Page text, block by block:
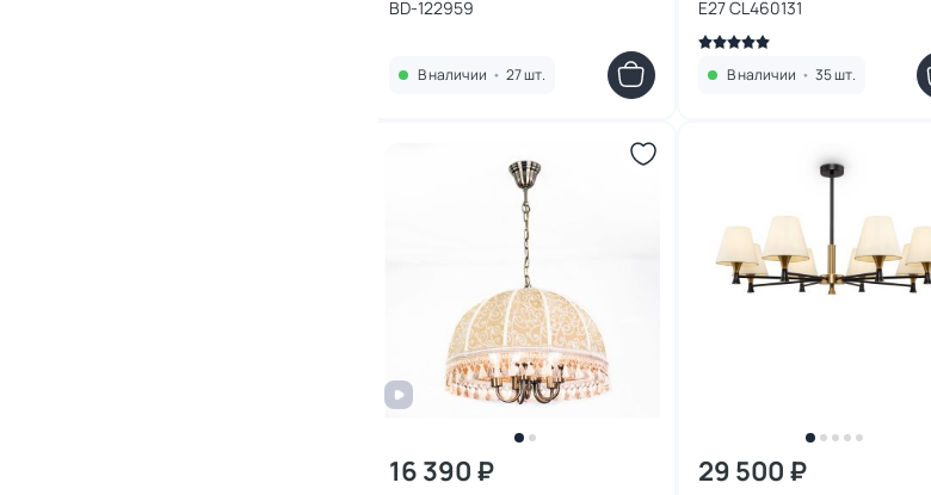
BD-122959
В наличии • 27 шт.
E27 CL460131
В наличии • 35 шт.
16 390 ₽ 29 500 ₽